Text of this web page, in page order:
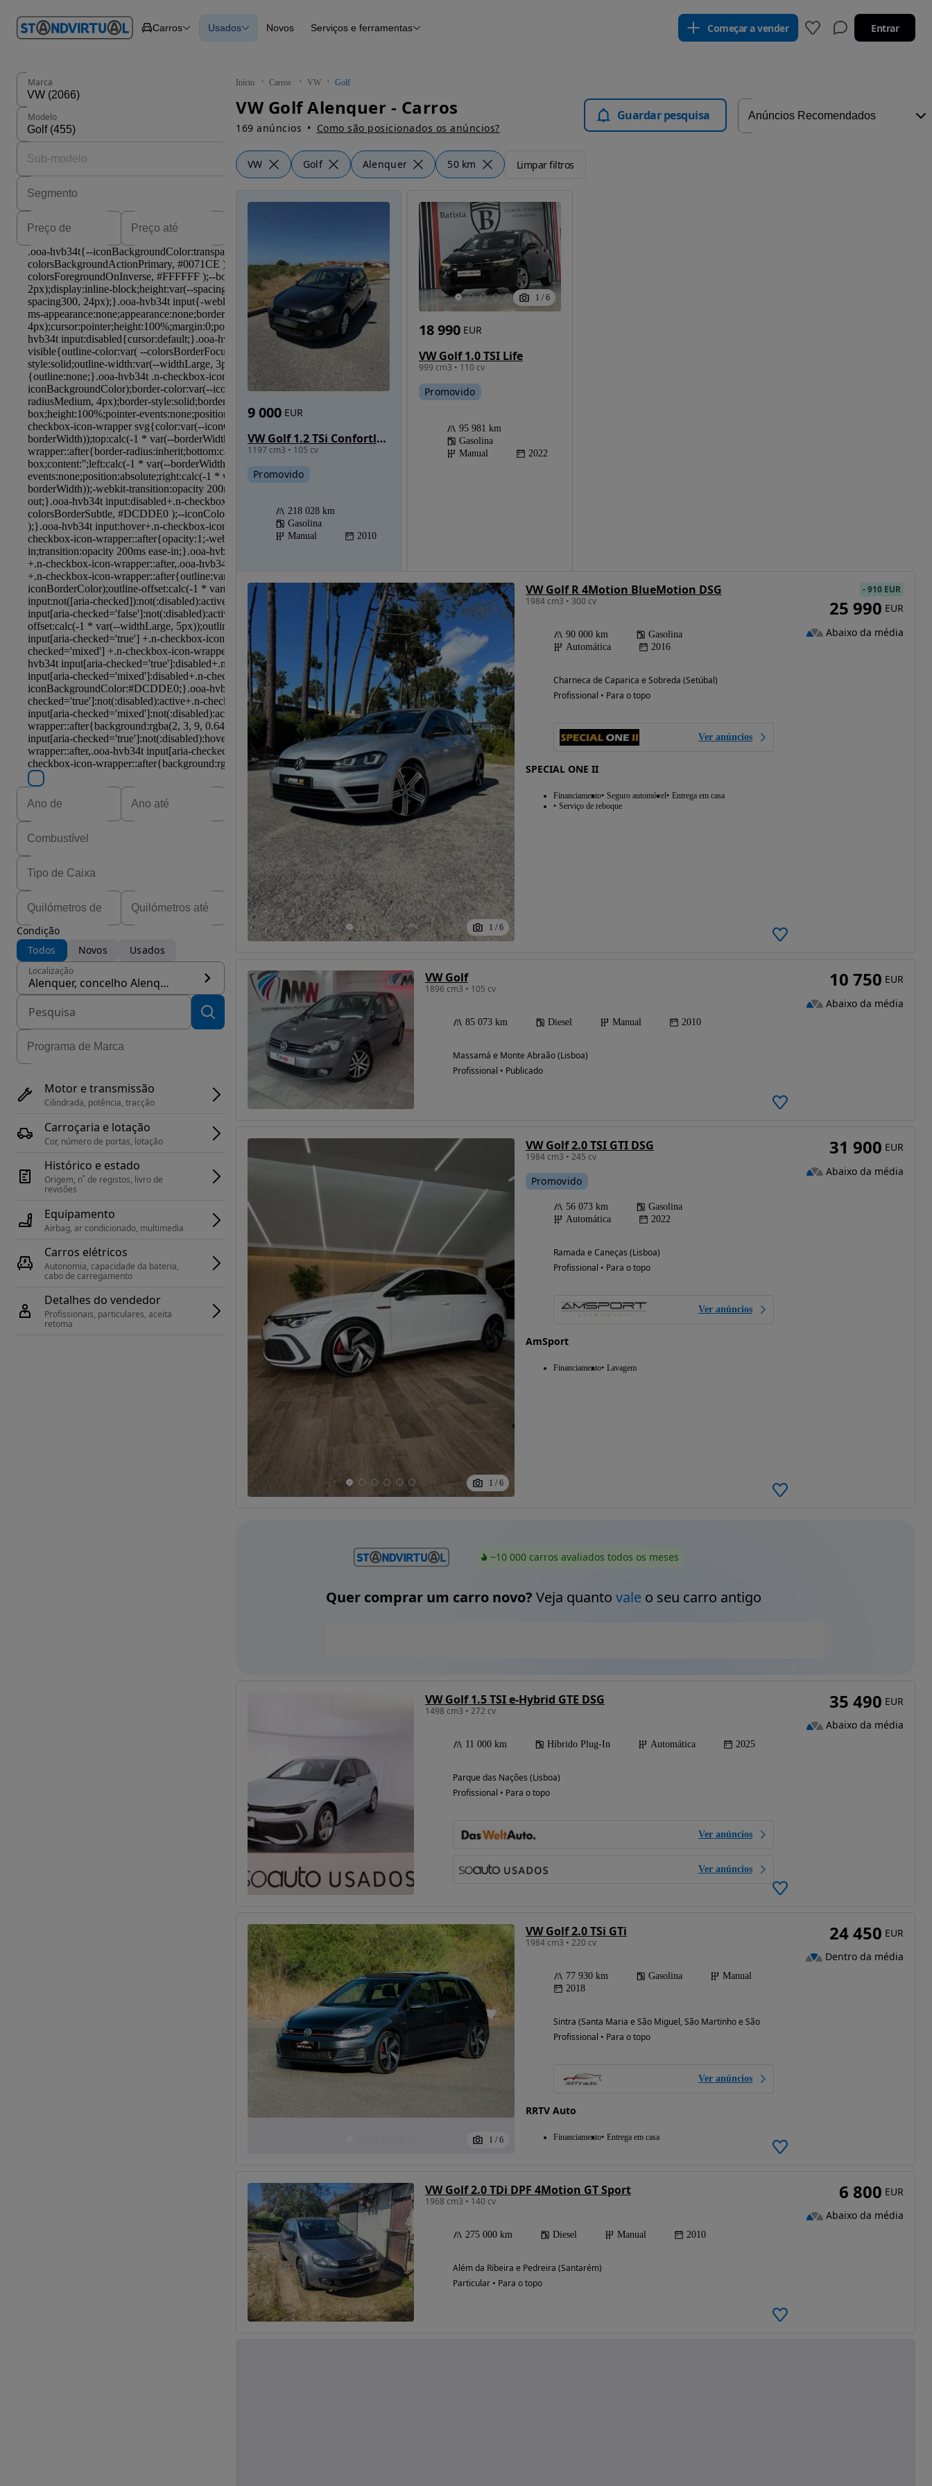
em
Carros Carros
Carros
Novos
Usados Novos
Histórico do veículo
Serviços e ferramentas Começar a vender Entrar
Início Carros VW Golf
VW Golf Alenquer - Carros
169 anúncios Como são posicionados os anúncios?
Guardar pesquisa
VW Golf Alenquer 50 km Limpar filtros
Marca
Modelo
Possibilidade de
financiamento
Condição
Todos
Novos Usados
Localização
Alenquer, concelho Alenquer
Motor e transmissão
Cilindrada, potência, tracção
Carroçaria e lotação
Cor, número de portas, lotação
Histórico e estado
Origem, n˚ de registos, livro de
revisões
Equipamento
Airbag, ar condicionado, multimedia
Carros elétricos
Autonomia, capacidade da bateria,
cabo de carregamento
Detalhes do vendedor
Profissionais, particulares, aceita
retoma
VW Golf 1.2 TSi Confortline BlueMotion
1197 cm3 • 105 cv
9 000 EUR
Promovido
218 028 km
Gasolina
Manual
2010
1 / 6
VW Golf 1.0 TSI Life
999 cm3 • 110 cv
18 990 EUR
Promovido
95 981 km
Gasolina
Manual
2022
1 / 6
VW Golf R 4Motion BlueMotion DSG
1984 cm3 • 300 cv
90 000 km
Gasolina
Automática
2016
Charneca de Caparica e Sobreda (Setúbal)
Profissional • Para o topo
Ver anúncios
SPECIAL ONE II
Financiamento Seguro automóvel Entrega em casa
Serviço de reboque
-910 EUR
25 990 EUR
Abaixo da média
VW Golf
1896 cm3 • 105 cv
85 073 km Diesel Manual 2010
Massamá e Monte Abraão (Lisboa)
Profissional • Publicado
10 750 EUR
Abaixo da média
1 / 6
VW Golf 2.0 TSI GTI DSG
1984 cm3 • 245 cv
Promovido
56 073 km
Gasolina
Automática
2022
Ramada e Caneças (Lisboa)
Profissional • Para o topo
Ver anúncios
AmSport
Financiamento Lavagem
31 900 EUR
Abaixo da média
~10 000 carros avaliados todos os meses
Quer comprar um carro novo? Veja quanto valeo seu carro antigo
VW Golf 1.5 TSI e-Hybrid GTE DSG
1498 cm3 • 272 cv
11 000 km Híbrido Plug-In Automática 2025
Parque das Nações (Lisboa)
Profissional • Para o topo
Ver anúncios
Ver anúncios
35 490 EUR
Abaixo da média
1 / 6
VW Golf 2.0 TSi GTi
1984 cm3 • 220 cv
77 930 km Gasolina
Manual
2018
Sintra (Santa Maria e São Miguel, São Martinho e São Pedro de Penaferrim) (Lisboa)
Profissional • Para o topo
Ver anúncios
RRTV Auto
Financiamento Entrega em casa
24 450 EUR
Dentro da média
VW Golf 2.0 TDi DPF 4Motion GT Sport
1968 cm3 • 140 cv
275 000 km Diesel Manual 2010
Além da Ribeira e Pedreira (Santarém)
Particular • Para o topo
6 800 EUR
Abaixo da média